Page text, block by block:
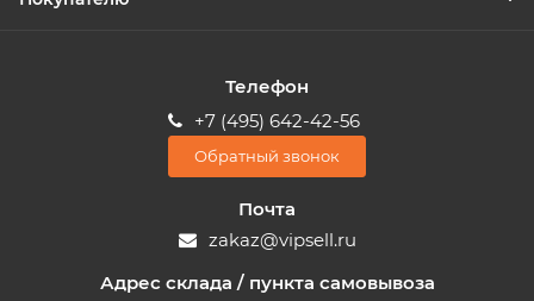
Телефон
+7 (495) 642-42-56
Обратный звонок
Почта
zakaz@vipsell.ru
Адрес склада / пункта самовывоза